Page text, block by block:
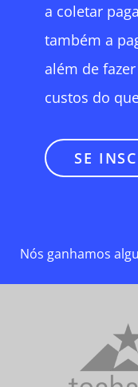
a coletar
também a
além de
custos do
SE
Nós ganhamos